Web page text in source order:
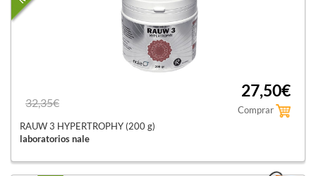
32,35€
27,50€
Comprar
RAUW 3 HYPERTROPHY (200 g)
laboratorios nale